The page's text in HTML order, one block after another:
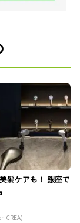
髪ケアも！ 銀座で
CREA)